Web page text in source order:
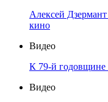
Алексей
кино
Видео
К 79-й
Видео